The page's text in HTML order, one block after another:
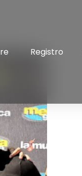
Registro